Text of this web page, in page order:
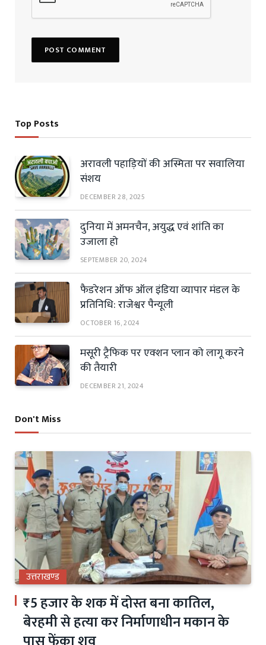
Top Posts
अरावली पहाड़ियों की अस्मिता पर सवालिया
संशय
DECEMBER 28, 2025
दुनिया में अमनचैन, अयुद्ध एवं शांति का
उजाला हो
SEPTEMBER 20, 2024
फैडरेशन ऑफ ऑल इंडिया व्यापार मंडल के
प्रतिनिधि: राजेश्वर पैन्यूली
OCTOBER 16, 2024
मसूरी ट्रैफिक पर एक्शन प्लान को लागू करने
की तैयारी
DECEMBER 21, 2024
Don't Miss
उत्तराखण्ड
₹5 हजार के शक में दोस्त बना कातिल,
बेरहमी से हत्या कर निर्माणाधीन मकान के